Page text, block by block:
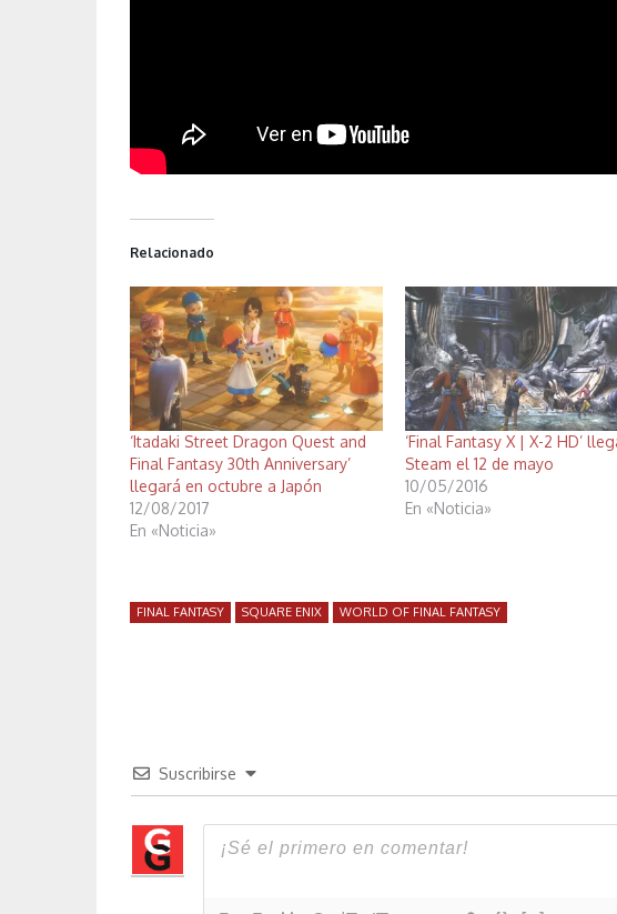
Relacionado
‘Itadaki Street Dragon Quest and
Final Fantasy 30th Anniversary’
llegará en octubre a Japón
12/08/2017
En «Noticia»
‘Final Fantasy X | X-2 HD’
Steam el 12 de mayo
10/05/2016
En «Noticia»
FINAL FANTASY SQUARE ENIX WORLD OF FINAL FANTASY
Suscribirse